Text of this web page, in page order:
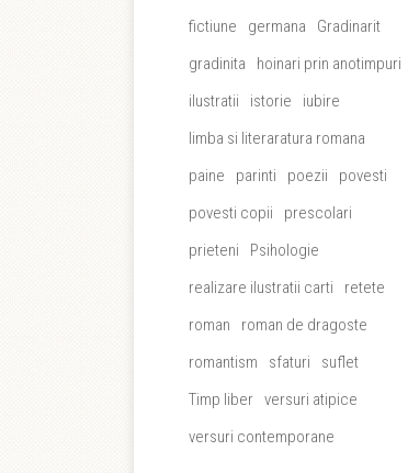
fictiune
germana
Gradinarit
gradinita
hoinari prin anotimpuri
ilustratii
istorie
iubire
limba si literaratura romana
paine
parinti poezii
povesti
povesti copii
prescolari
prieteni
Psihologie
realizare ilustratii carti
retete
roman
roman de dragoste
romantism
sfaturi
suflet
Timp liber versuri atipice
versuri contemporane